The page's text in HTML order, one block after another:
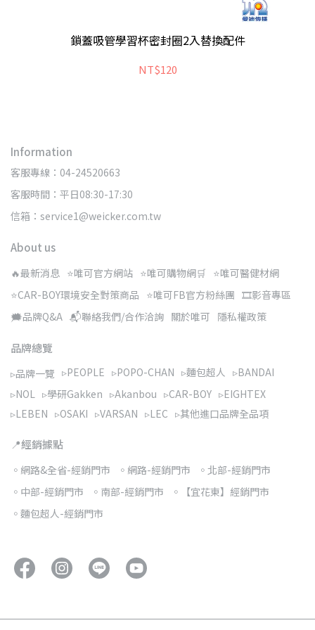
鎖蓋吸管學習杯密封圈2入替換配件
NT$120
Information
客服專線：04-24520663
客服時間：平日08:30-17:30
信箱：service1@weicker.com.tw
About us
🔥最新消息 ⭐唯可官方網站 ⭐唯可購物網🛒 ⭐唯可醫健材網
⭐CAR-BOY環境安全對策商品 ⭐唯可FB官方粉絲團 🎞️影音專區
🗯️品牌Q&A 📬聯絡我們/合作洽詢 關於唯可 隱私權政策
品牌總覽
▹品牌一覽 ▹PEOPLE ▹POPO-CHAN ▹麵包超人 ▹BANDAI
▹NOL ▹學研Gakken ▹Akanbou ▹CAR-BOY ▹EIGHTEX
▹LEBEN ▹OSAKI ▹VARSAN ▹LEC ▹其他進口品牌全品項
📍經銷據點
◦網路&全省-經銷門市 ◦網路-經銷門市
◦北部-經銷門市
◦中部-經銷門市
◦南部-經銷門市
◦【宜花東】經銷門市
◦麵包超人-經銷門市